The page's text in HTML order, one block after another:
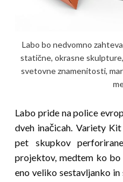
Labo bo nedvomno
statične, okrasne
svetovne znamenitosti,
Labo pride na police
dveh inačicah. Variety
pet skupkov
projektov, medtem ko
eno veliko sestavljanko